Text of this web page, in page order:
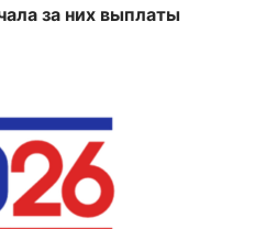
за них выплаты